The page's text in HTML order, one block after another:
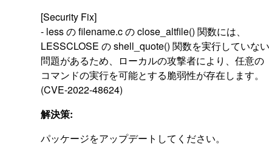
[Security Fix]
- less の filename.c の close_altfile() 関数には、
LESSCLOSE の shell_quote() 関数を実行していない
問題があるため、ローカルの攻撃者により、任意の
コマンドの実行を可能とする脆弱性が存在します。
(CVE-2022-48624)
解決策:
パッケージをアップデートしてください。